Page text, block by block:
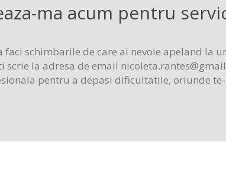
ma acum pentru
faci schimbarile de care ai nevoie apeland la
scrie la adresa de email
pentru a depasi dificultatile, oriunde